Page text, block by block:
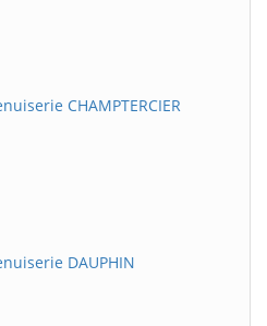
CHAMPTERCIER
DAUPHIN